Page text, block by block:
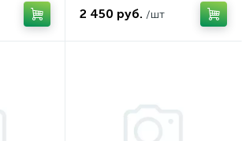
2 450 руб. /шт